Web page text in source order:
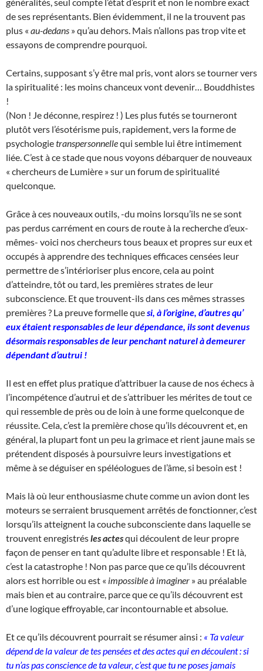
de ses représentants. Bien évidemment, il ne la trouvent pas
plus « au-dedans » qu’au dehors. Mais n’allons pas trop vite et
essayons de comprendre pourquoi.
Certains, supposant s’y être mal pris, vont alors se tourner vers
la spiritualité : les moins chanceux vont devenir… Bouddhistes
!
(Non ! Je déconne, respirez ! ) Les plus futés se tourneront
plutôt vers l’ésotérisme puis, rapidement, vers la forme de
psychologietranspersonnellequi semble lui être intimement
liée. C’est à ce stade que nous voyons débarquer de nouveaux
« chercheurs de Lumière » sur un forum de spiritualité
quelconque.
Grâce à ces nouveaux outils, -du moins lorsqu’ils ne se sont
pas perdus carrément en cours de route à la recherche d’eux-
mêmes- voici nos chercheurs tous beaux et propres sur eux et
occupés à apprendre des techniques efficaces censées leur
permettre de s’intérioriser plus encore, cela au point
d’atteindre, tôt ou tard, les premières strates de leur
subconscience. Et que trouvent-ils dans ces mêmes strasses
premières ? La preuve formelle quesi, à l’origine, d’autres qu’
eux étaient responsables de leur dépendance, ils sont devenus
désormais responsables de leur penchant naturel à demeurer
dépendant d’autrui !
Il est en effet plus pratique d’attribuer la cause de nos échecs à
l’incompétence d’autrui et de s’attribuer les mérites de tout ce
qui ressemble de près ou de loin à une forme quelconque de
réussite. Cela, c’est la première chose qu’ils découvrent et, en
général, la plupart font un peu la grimace et rient jaune mais se
prétendent disposés à poursuivre leurs investigations et
même à se déguiser en spéléologues de l’âme, si besoin est !
Mais là où leur enthousiasme chute comme un avion dont les
moteurs se serraient brusquement arrêtés de fonctionner, c’est
lorsqu’ils atteignent la couche subconsciente dans laquelle se
trouvent enregistrésles actesqui découlent de leur propre
façon de penser en tant qu’adulte libre et responsable ! Et là,
c’est la catastrophe ! Non pas parce que ce qu’ils découvrent
alors est horrible ou est « impossible à imaginer » au préalable
mais bien et au contraire, parce que ce qu’ils découvrent est
d’une logique effroyable, car incontournable et absolue.
Et ce qu’ils découvrent pourrait se résumer ainsi : « Ta valeur
dépend de la valeur de tes pensées et des actes qui en découlent : si
tu n’as pas conscience de ta valeur, c’est que tu ne poses jamais